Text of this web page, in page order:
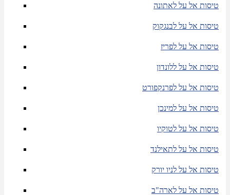
טיסות אל על לאתונה
טיסות אל על לבנגקוק
טיסות אל על לפריז
טיסות אל על ללונדון
טיסות אל על לפרנקפורט
טיסות אל על למינכן
טיסות אל על לטוקיו
טיסות אל על לתאילנד
טיסות אל על לניו יורק
טיסות אל על לארה"ב